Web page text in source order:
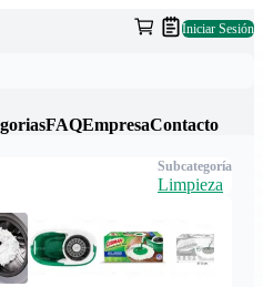
Iniciar Sesión
FAQEmpresaContacto
Subcategoría
Limpieza